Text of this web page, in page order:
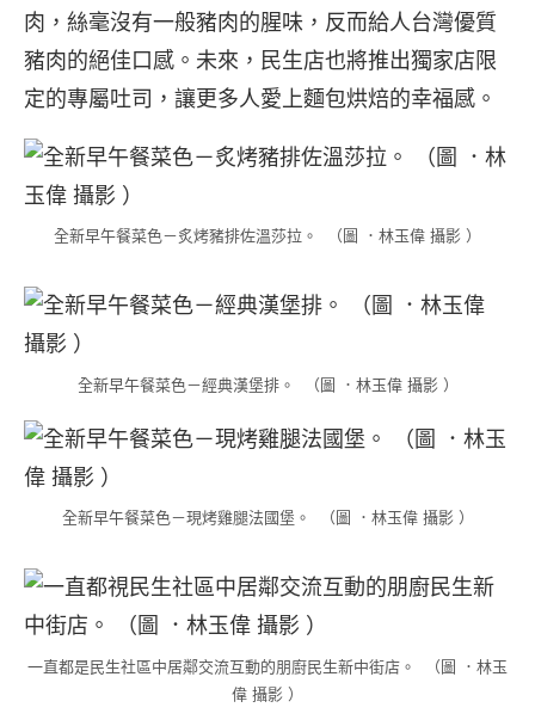
肉，絲毫沒有一般豬肉的腥味，反而給人台灣優質
豬肉的絕佳口感。未來，民生店也將推出獨家店限
定的專屬吐司，讓更多人愛上麵包烘焙的幸福感。
全新早午餐菜色－炙烤豬排佐溫莎拉。 （圖 ．林玉偉 攝影 ）
全新早午餐菜色－經典漢堡排。 （圖 ．林玉偉 攝影 ）
全新早午餐菜色－現烤雞腿法國堡。 （圖 ．林玉偉 攝影 ）
一直都是民生社區中居鄰交流互動的朋廚民生新中街店。 （圖 ．林玉
偉 攝影 ）